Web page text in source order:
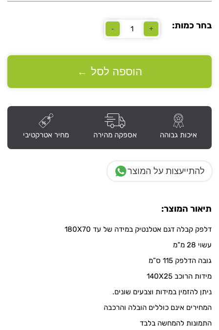
בחר כמות: +
כמות
"אטלנטיק"
-
הוספה לסל ←
איכות גבוהה אספקה מהירה מחיר אטרקטיבי
להתייעצות על המוצר
תיאור המוצר:
דלפק קבלה דגם אטלנטיק במידה של עד 180X70
עשוי 28 מ”מ
גובה הדלפק 115 ס”מ
מידות הרוכב 140X25
ניתן להזמין במידות וצבעים שונים.
המחירים אינם כוללים הובלה והרכבה
התמונות להמחשה בלבד